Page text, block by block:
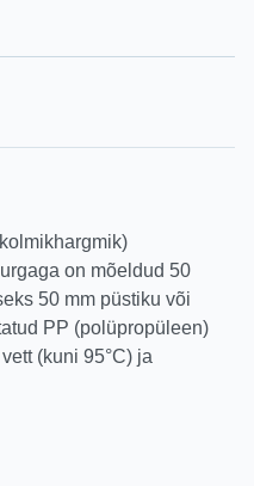
on mõeldud 50
50 mm püstiku või
PP (polüpropüleen)
(kuni 95°C) ja